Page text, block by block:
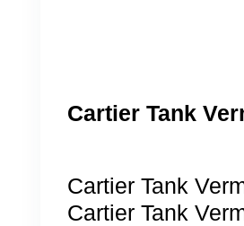
Cartier Tank
Cartier Tank
Cartier Tank